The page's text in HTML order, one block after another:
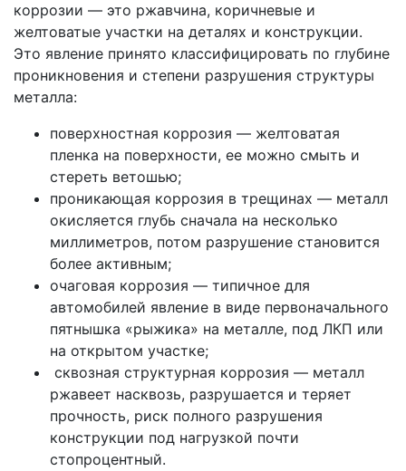
коррозии — это ржавчина, коричневые и
желтоватые участки на деталях и конструкции.
Это явление принято классифицировать по глубине
проникновения и степени разрушения структуры
металла:
поверхностная коррозия — желтоватая
пленка на поверхности, ее можно смыть и
стереть ветошью;
проникающая коррозия в трещинах — металл
окисляется глубь сначала на несколько
миллиметров, потом разрушение становится
более активным;
очаговая коррозия — типичное для
автомобилей явление в виде первоначального
пятнышка «рыжика» на металле, под ЛКП или
на открытом участке;
сквозная структурная коррозия — металл
ржавеет насквозь, разрушается и теряет
прочность, риск полного разрушения
конструкции под нагрузкой почти
стопроцентный.